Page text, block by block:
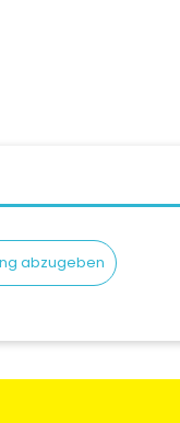
abzugeben